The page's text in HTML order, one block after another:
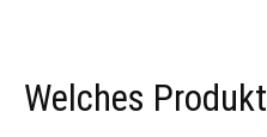
Welches